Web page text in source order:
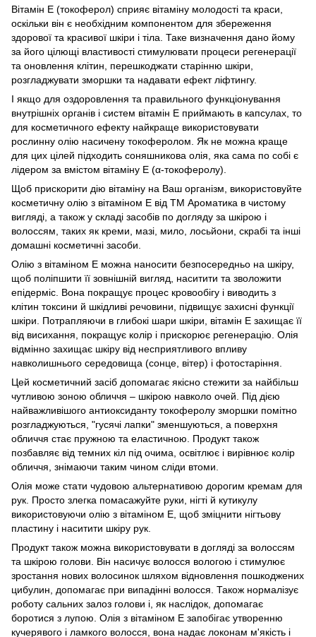
Вітамін Е (токоферол) сприяє вітаміну молодості та краси,
оскільки він є необхідним компонентом для збереження
здорової та красивої шкіри і тіла. Таке визначення дано йому
за його цілющі властивості стимулювати процеси регенерації
та оновлення клітин, перешкоджати старінню шкіри,
розгладжувати зморшки та надавати ефект ліфтингу.
І якщо для оздоровлення та правильного функціонування
внутрішніх органів і систем вітамін Е приймають в капсулах, то
для косметичного ефекту найкраще використовувати
рослинну олію насичену токоферолом. Як не можна краще
для цих цілей підходить соняшникова олія, яка сама по собі є
лідером за вмістом вітаміну Е (α-токоферолу).
Щоб прискорити дію вітаміну на Ваш організм, використовуйте
косметичну олію з вітаміном Е від ТМ Ароматика в чистому
вигляді, а також у складі засобів по догляду за шкірою і
волоссям, таких як креми, мазі, мило, лосьйони, скрабі та інші
домашні косметичні засоби.
Олію з вітаміном Е можна наносити безпосередньо на шкіру,
щоб поліпшити її зовнішній вигляд, наситити та зволожити
епідерміс. Вона покращує процес кровообігу і виводить з
клітин токсини й шкідливі речовини, підвищує захисні функції
шкіри. Потрапляючи в глибокі шари шкіри, вітамін Е захищає її
від висихання, покращує колір і прискорює регенерацію. Олія
відмінно захищає шкіру від несприятливого впливу
навколишнього середовища (сонце, вітер) і фотостаріння.
Цей косметичний засіб допомагає якісно стежити за найбільш
чутливою зоною обличчя – шкірою навколо очей. Під дією
найважливішого антиоксиданту токоферолу зморшки помітно
розгладжуються, "гусячі лапки" зменшуються, а поверхня
обличчя стає пружною та еластичною. Продукт також
позбавляє від темних кіл під очима, освітлює і вирівнює колір
обличчя, знімаючи таким чином сліди втоми.
Олія може стати чудовою альтернативою дорогим кремам для
рук. Просто злегка помасажуйте руки, нігті й кутикулу
використовуючи олію з вітаміном Е, щоб зміцнити нігтьову
пластину і наситити шкіру рук.
Продукт також можна використовувати в догляді за волоссям
та шкірою голови. Він насичує волосся вологою і стимулює
зростання нових волосинок шляхом відновлення пошкоджених
цибулин, допомагає при випадінні волосся. Також нормалізує
роботу сальних залоз голови і, як наслідок, допомагає
боротися з лупою. Олія з вітаміном Е запобігає утворенню
кучерявого і ламкого волосся, вона надає локонам м'якість і